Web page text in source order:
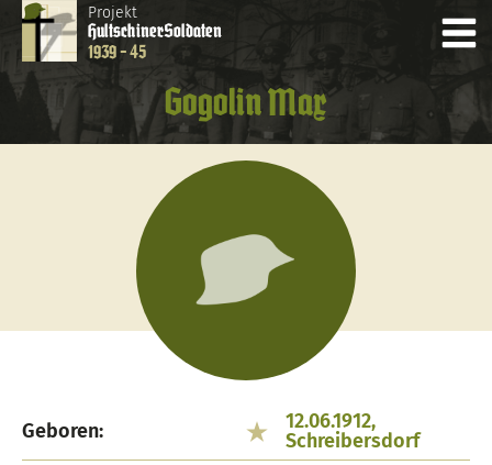
Projekt
HultschinerSoldaten
1939 - 45
Gogolin Max
Geboren:
12.06.1912,
Schreibersdorf